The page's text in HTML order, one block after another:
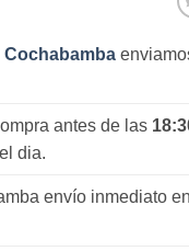
Cochabamba
antes de las
dia.
envío inmediato